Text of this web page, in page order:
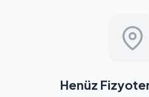
Henüz